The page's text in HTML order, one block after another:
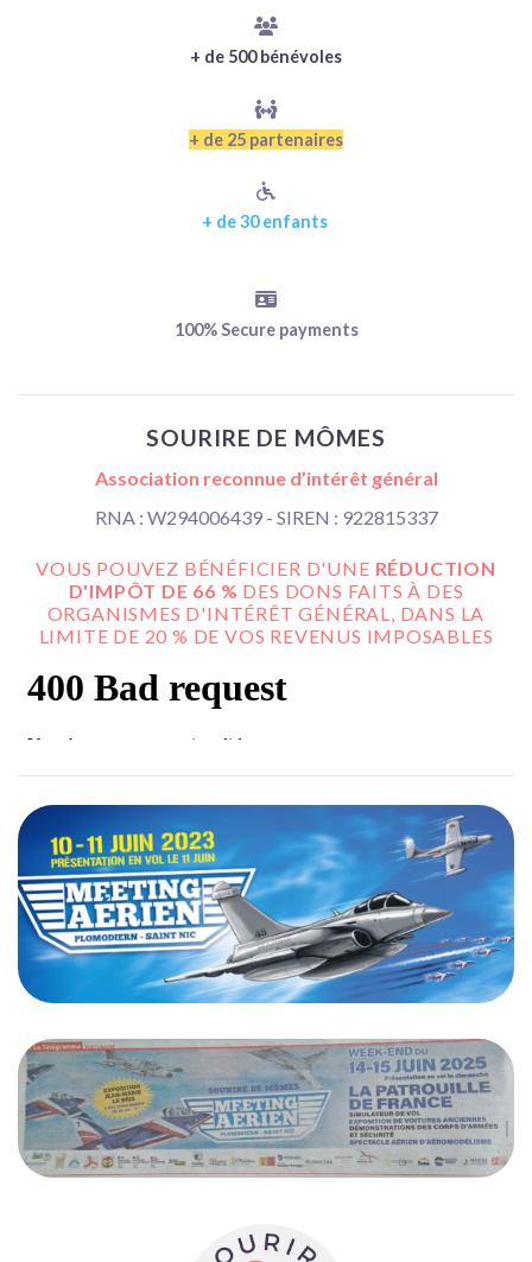
+ de 500 bénévoles
+ de 25 partenaires
+ de 30 enfants
100% Secure payments
SOURIRE DE MÔMES
Association reconnue d’intérêt général
RNA : W294006439 - SIREN : 922815337
VOUS POUVEZ BÉNÉFICIER D'UNE RÉDUCTION
D'IMPÔT DE 66 % DES DONS FAITS À DES
ORGANISMES D'INTÉRÊT GÉNÉRAL, DANS LA
LIMITE DE 20 % DE VOS REVENUS IMPOSABLES